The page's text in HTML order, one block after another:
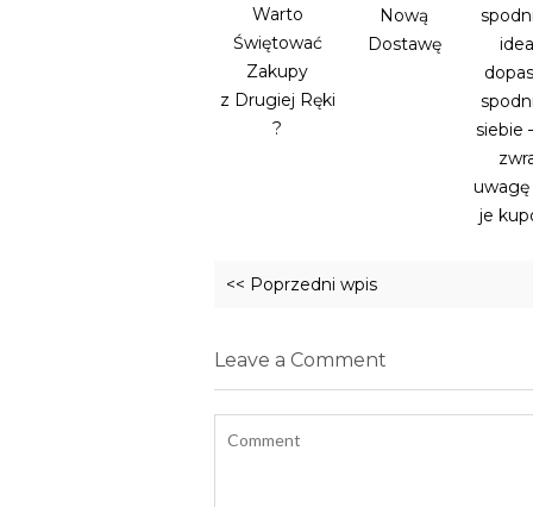
Warto
Świętować
Zakupy
z Drugiej Ręki
?
Nową
Dostawę
siebie
je
<< Poprzedni wpis
Leave a Comment